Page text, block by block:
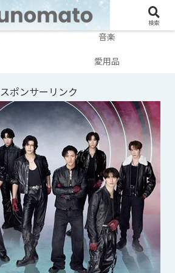
テレビ・映画
音楽
愛用品
スポンサーリンク
検索